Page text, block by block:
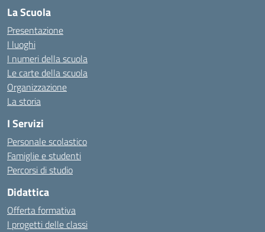
La Scuola
Presentazione
I luoghi
I numeri della scuola
Le carte della scuola
Organizzazione
La storia
I Servizi
Personale scolastico
Famiglie e studenti
Percorsi di studio
Didattica
Offerta formativa
I progetti delle classi